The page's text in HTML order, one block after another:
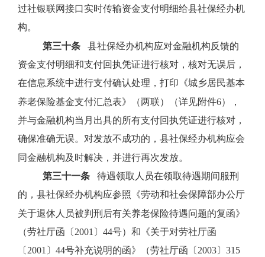
过社银联网接口实时传输资金支付明细给县社保经办机
构。
第三十条
县社保经办机构应对金融机构反馈的
资金支付明细和支付回执凭证进行核对，核对无误后，
在信息系统中进行支付确认处理，打印《城乡居民基本
养老保险基金支付汇总表》（两联）（详见附件6），
并与金融机构当月出具的所有支付回执凭证进行核对，
确保准确无误。对发放不成功的，县社保经办机构应会
同金融机构及时解决，并进行再次发放。
第三十一条
待遇领取人员在领取待遇期间服刑
的，县社保经办机构应参照《劳动和社会保障部办公厅
关于退休人员被判刑后有关养老保险待遇问题的复函》
（劳社厅函〔 2001 〕 44号）和《关于对劳社厅函
〔 2001 〕 44号补充说明的函》（劳社厅函〔 2003 〕 315